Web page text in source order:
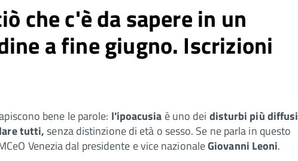
che c'è da sapere in un
a fine giugno. Iscrizioni
bene le parole: l'ipoacusia è uno dei disturbi più diffusi
tutti,senza distinzione di età o sesso. Se ne parla in questo
Venezia dal presidente e vice nazionaleGiovanni Leoni.